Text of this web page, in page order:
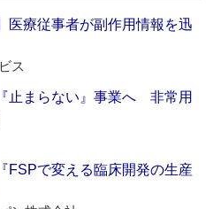
医療従事者が副作用情報を迅
ス
止まらない』事業へ 非常用
FSPで変える臨床開発の生産